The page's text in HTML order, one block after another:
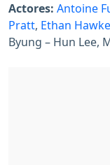
Actores: Antoine
Pratt, Ethan Hawke
Byung – Hun Lee,